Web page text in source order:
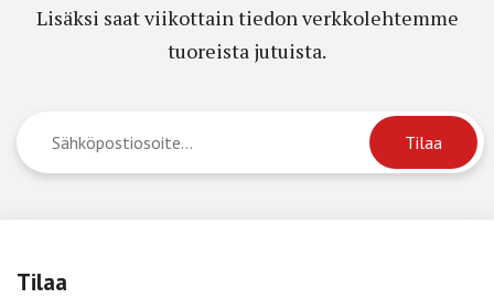
Lisäksi saat viikottain tiedon verkkolehtemme
tuoreista jutuista.
Tilaa